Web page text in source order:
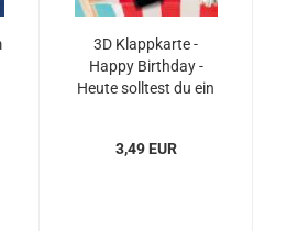
3D Klappkarte -
Happy Birthday -
Heute solltest du ein
3,49 EUR